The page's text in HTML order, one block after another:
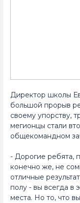
Директор школы
большой прорыв
своему упорству,
мегионцы стали
общекомандном
- Дорогие ребята,
конечно же, не
отличные
полу - вы всегда в
места. Но то, что